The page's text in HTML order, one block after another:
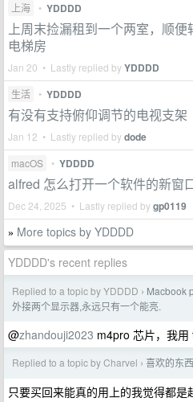
上海 • YDDDD
上周末捡漏租到一个两室，顺便
电梯房
Jan 20 • Lastly replied byYDDDD
生活 • YDDDD
有没有支持俯仰调节的电视支架
Jan 12 • Lastly replied bydode
macOS • YDDDD
alfred 怎么打开一个软件的新窗
Dec 24, 2025 • Lastly replied bygp0119
» More topics by YDDDD
YDDDD's recent replies
Replied to a topic by YDDDD › Macbook
外接两个显示器,永远只有一个能亮.
@zhandouji2023 m4pro 芯片，我
Replied to a topic by Charvel › 喜欢的东
只要买回来能真的用上的我觉得都